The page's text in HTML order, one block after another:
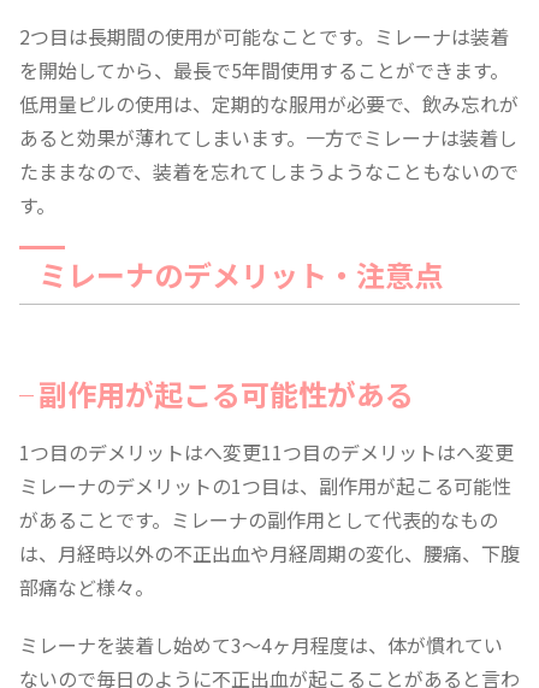
2つ目は長期間の使用が可能なことです。ミレーナは装着
を開始してから、最長で5年間使用することができます。
低用量ピルの使用は、定期的な服用が必要で、飲み忘れが
あると効果が薄れてしまいます。一方でミレーナは装着し
たままなので、装着を忘れてしまうようなこともないので
す。
ミレーナのデメリット・注意点
副作用が起こる可能性がある
1つ目のデメリットはへ変更11つ目のデメリットはへ変更
ミレーナのデメリットの1つ目は、副作用が起こる可能性
があることです。ミレーナの副作用として代表的なもの
は、月経時以外の不正出血や月経周期の変化、腰痛、下腹
部痛など様々。
ミレーナを装着し始めて3〜4ヶ月程度は、体が慣れてい
ないので毎日のように不正出血が起こることがあると言わ